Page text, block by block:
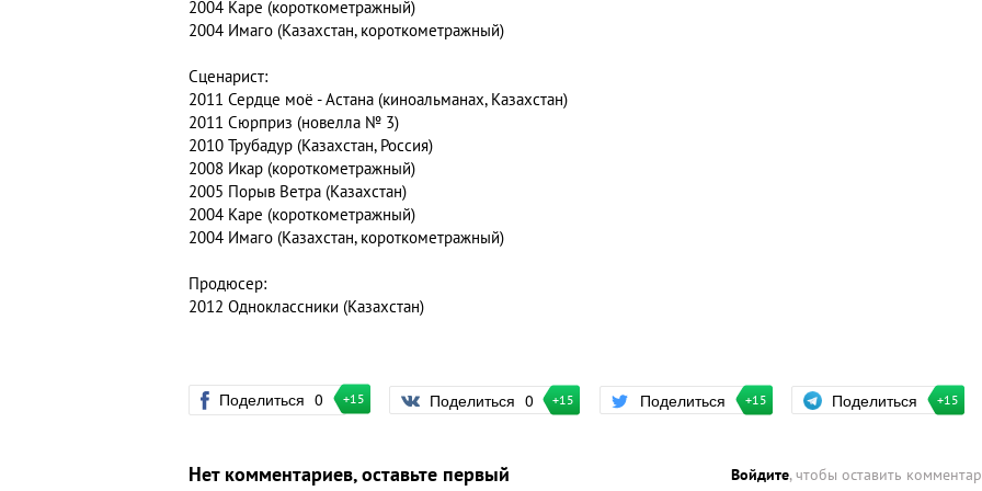
2004 Каре (короткометражный)
2004 Имаго (Казахстан, короткометражный)
Сценарист:
2011 Сердце моё - Астана (киноальманах, Казахстан)
2011 Сюрприз (новелла № 3)
2010 Трубадур (Казахстан, Россия)
2008 Икар (короткометражный)
2005 Порыв Ветра (Казахстан)
2004 Каре (короткометражный)
2004 Имаго (Казахстан, короткометражный)
Продюсер:
2012 Одноклассники (Казахстан)
Поделиться 0 +15 Поделиться 0 +15 Поделиться +15 Поделиться +15
Нет комментариев, оставьте первый Войдите, чтобы оставить